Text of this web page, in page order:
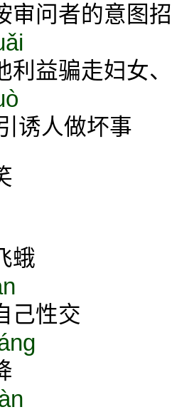
审问者的意图
利益骗走妇女
诱人做坏事
蛾
己性交